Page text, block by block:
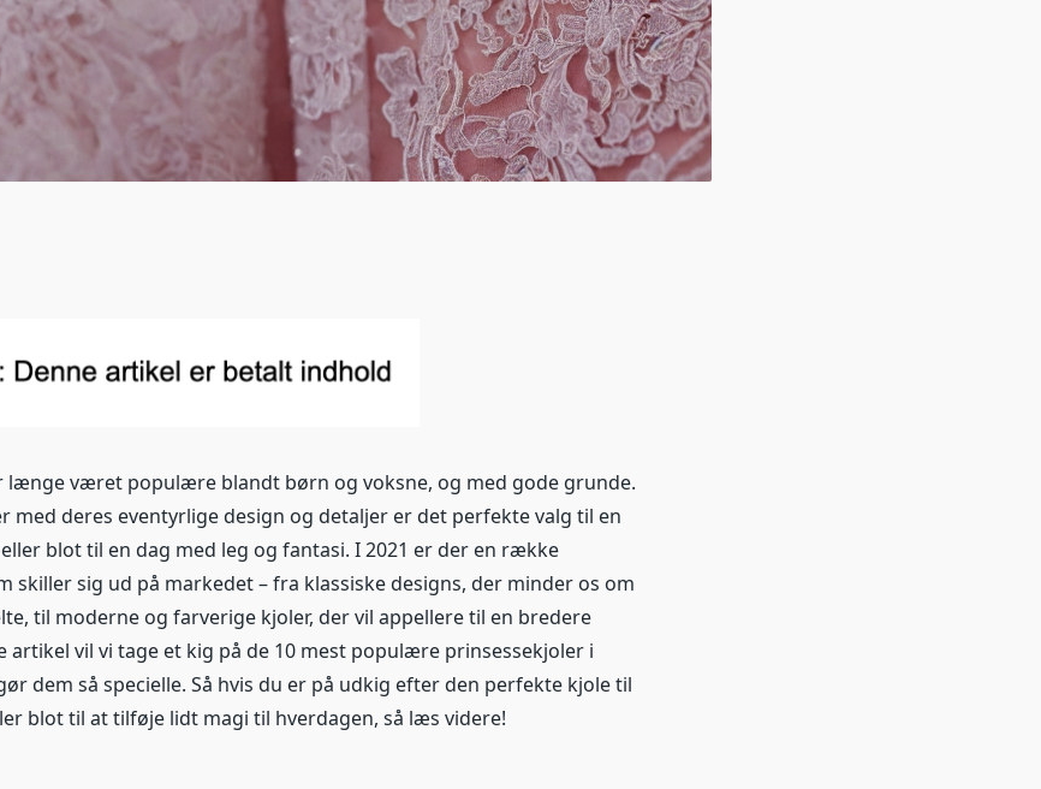
længe været populære blandt børn og voksne, og med gode grunde.
med deres eventyrlige design og detaljer er det perfekte valg til en
blot til en dag med leg og fantasi. I 2021 er der en række
skiller sig ud på markedet – fra klassiske designs, der minder os om
til moderne og farverige kjoler, der vil appellere til en bredere
artikel vil vi tage et kig på de 10 mest populære prinsessekjoler i
dem så specielle. Så hvis du er på udkig efter den perfekte kjole til
blot til at tilføje lidt magi til hverdagen, så læs videre!